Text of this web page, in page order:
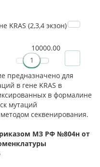
KRAS (2,3,4 экзон)
10000.00
предназначено для
в гене KRAS в
в формалине
мутаций
секвенирования.
МЗ РФ №804н от